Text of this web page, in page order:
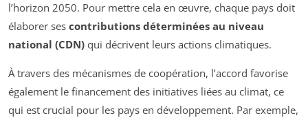
l’horizon 2050. Pour mettre cela en œuvre, chaque pays doit
élaborer ses contributions déterminées au niveau
national (CDN) qui décrivent leurs actions climatiques.
À travers des mécanismes de coopération, l’accord favorise
également le financement des initiatives liées au climat, ce
qui est crucial pour les pays en développement. Par exemple,